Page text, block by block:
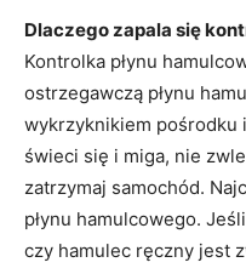
Dlaczego zapala się
Kontrolka płynu
ostrzegawczą płynu
wykrzyknikiem pośrodku
świeci się i miga, nie
zatrzymaj samochód.
płynu hamulcowego.
czy hamulec ręczny jest